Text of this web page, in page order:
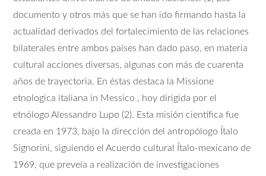
documento y otros más que se han ido firmando hasta la
actualidad derivados del fortalecimiento de las relaciones
bilaterales entre ambos países han dado paso, en materia
cultural acciones diversas, algunas con más de cuarenta
años de trayectoria. En éstas destaca la Missione
etnologica italiana in Messico , hoy dirigida por el
etnólogo Alessandro Lupo (2). Esta misión científica fue
creada en 1973, bajo la dirección del antropólogo Ítalo
Signorini, siguiendo el Acuerdo cultural Ítalo-mexicano de
1969, que preveía a realización de investigaciones